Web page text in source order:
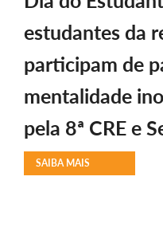
estudantes da
participam de
mentalidade
pela 8ª CRE e
SAIBA MAIS